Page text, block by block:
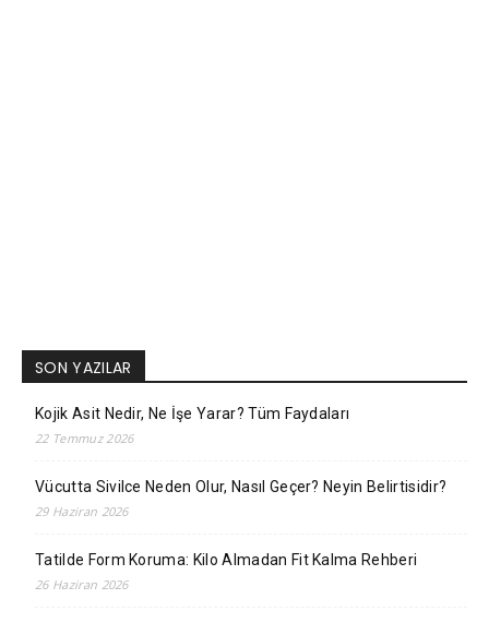
SON YAZILAR
Kojik Asit Nedir, Ne İşe Yarar? Tüm Faydaları
22 Temmuz 2026
Vücutta Sivilce Neden Olur, Nasıl Geçer? Neyin Belirtisidir?
29 Haziran 2026
Tatilde Form Koruma: Kilo Almadan Fit Kalma Rehberi
26 Haziran 2026